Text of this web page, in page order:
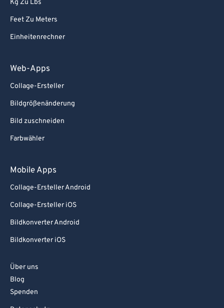
Kg Zu Lbs
Feet Zu Meters
Einheitenrechner
Web-Apps
Collage-Ersteller
Bildgrößenänderung
Bild zuschneiden
Farbwähler
Mobile Apps
Collage-Ersteller Android
Collage-Ersteller iOS
Bildkonverter Android
Bildkonverter iOS
Über uns
Blog
Spenden